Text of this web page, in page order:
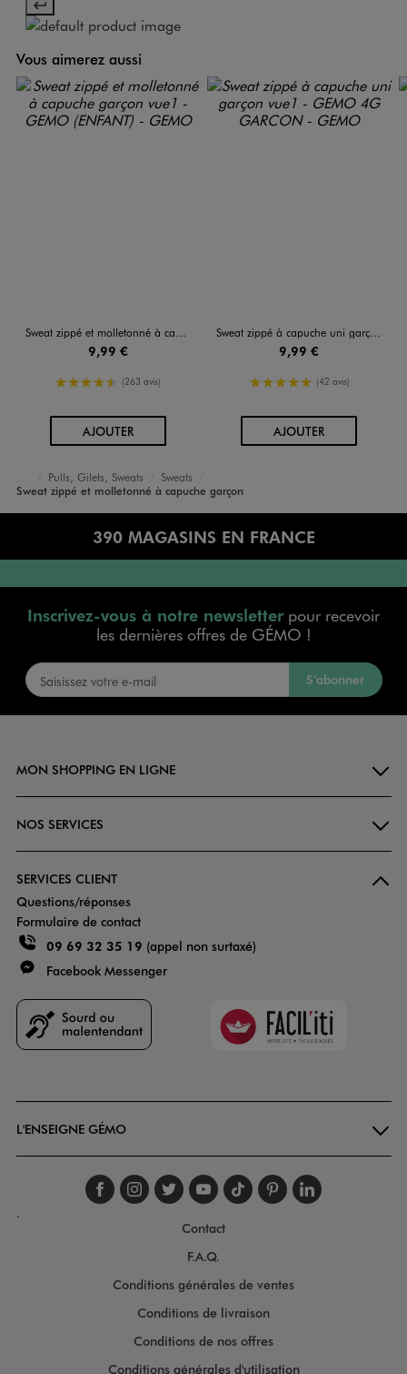
Vous aimerez aussi
Sweat zippé et molletonné à capuche garçon
9,99 €
4.5/5 de moyenne
(263 avis)
AJOUTERAU PANIER
Sweat zippé à capuche uni garçon
9,99 €
5/5 de moyenne
(42 avis)
AJOUTERAU PANIER
Accueil
Garçon
Vêtements
Pulls, Gilets, Sweats
Sweats
Sweat zippé et molletonné à capuche garçon
390 MAGASINS EN FRANCE
Inscrivez-vous à notre newsletterpour recevoir
les dernières offres de GÉMO !
S’abonner
MON SHOPPING EN LIGNE
NOS SERVICES
SERVICES CLIENT
Questions/réponses
Formulaire de contact
09 69 32 35 19 (appel non surtaxé)
Facebook Messenger
Faciliti
L'ENSEIGNE GÉMO
Suivez-nous sur
Suivez-nous sur
Suivez-nous sur
Suivez-nous
Suivez-nous
Suivez-
.
Contact
F.A.Q.
Conditions générales de ventes
Conditions de livraison
Conditions de nos offres
Conditions générales d'utilisation